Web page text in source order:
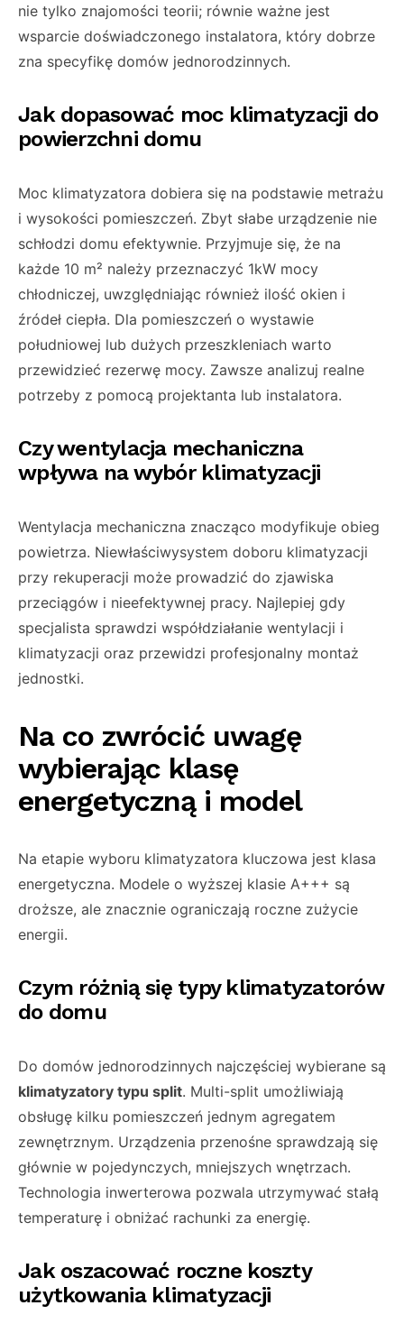
nie tylko znajomości teorii; równie ważne jest
wsparcie doświadczonego instalatora, który dobrze
zna specyfikę domów jednorodzinnych.
Jak dopasować moc klimatyzacji do
powierzchni domu
Moc klimatyzatora dobiera się na podstawie metrażu
i wysokości pomieszczeń. Zbyt słabe urządzenie nie
schłodzi domu efektywnie. Przyjmuje się, że na
każde 10 m² należy przeznaczyć 1kW mocy
chłodniczej, uwzględniając również ilość okien i
źródeł ciepła. Dla pomieszczeń o wystawie
południowej lub dużych przeszkleniach warto
przewidzieć rezerwę mocy. Zawsze analizuj realne
potrzeby z pomocą projektanta lub instalatora.
Czy wentylacja mechaniczna
wpływa na wybór klimatyzacji
Wentylacja mechaniczna znacząco modyfikuje obieg
powietrza. Niewłaściwysystem doboru klimatyzacji
przy rekuperacji może prowadzić do zjawiska
przeciągów i nieefektywnej pracy. Najlepiej gdy
specjalista sprawdzi współdziałanie wentylacji i
klimatyzacji oraz przewidzi profesjonalny montaż
jednostki.
Na co zwrócić uwagę
wybierając klasę
energetyczną i model
Na etapie wyboru klimatyzatora kluczowa jest klasa
energetyczna. Modele o wyższej klasie A+++ są
droższe, ale znacznie ograniczają roczne zużycie
energii.
Czym różnią się typy klimatyzatorów
do domu
Do domów jednorodzinnych najczęściej wybierane są
klimatyzatory typu split. Multi-split umożliwiają
obsługę kilku pomieszczeń jednym agregatem
zewnętrznym. Urządzenia przenośne sprawdzają się
głównie w pojedynczych, mniejszych wnętrzach.
Technologia inwerterowa pozwala utrzymywać stałą
temperaturę i obniżać rachunki za energię.
Jak oszacować roczne koszty
użytkowania klimatyzacji